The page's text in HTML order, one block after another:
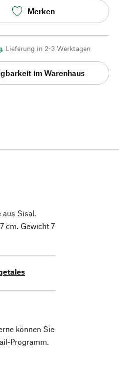
Merken
, Lieferung in 2-3 Werktagen
im Warenhaus
Sisal.
cm. Gewicht 7
können Sie
Programm.